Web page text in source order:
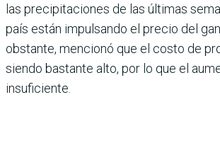
las precipitaciones de las últimas
país están impulsando el precio del
obstante, mencionó que el costo de
siendo bastante alto, por lo que el
insuficiente.